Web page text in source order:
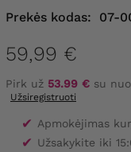
Prekės kodas: 07-
59,99 €
Pirk už 53.99 € su
Užsiregistruoti
✔ Apmokėjimas
✔ Užsakykite iki